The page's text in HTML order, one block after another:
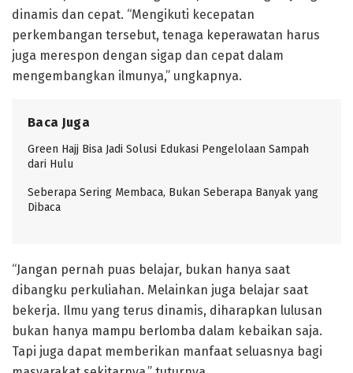
dinamis dan cepat. “Mengikuti kecepatan
perkembangan tersebut, tenaga keperawatan harus
juga merespon dengan sigap dan cepat dalam
mengembangkan ilmunya,” ungkapnya.
Baca Juga
Green Hajj Bisa Jadi Solusi Edukasi Pengelolaan Sampah
dari Hulu
Seberapa Sering Membaca, Bukan Seberapa Banyak yang
Dibaca
“Jangan pernah puas belajar, bukan hanya saat
dibangku perkuliahan. Melainkan juga belajar saat
bekerja. Ilmu yang terus dinamis, diharapkan lulusan
bukan hanya mampu berlomba dalam kebaikan saja.
Tapi juga dapat memberikan manfaat seluasnya bagi